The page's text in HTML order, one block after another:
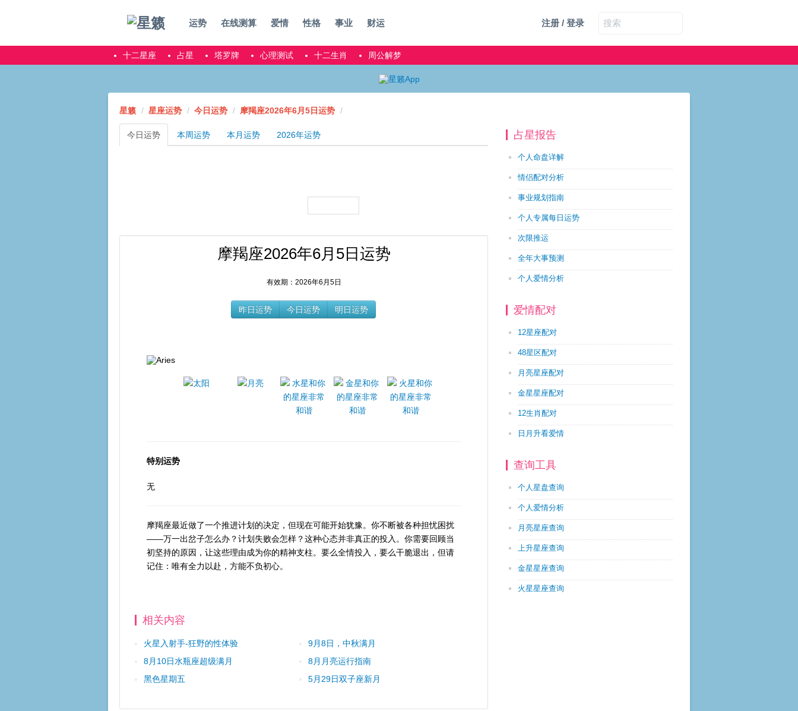
运势 在线测算 爱情 性格 事业 财运 注册 / 登录
十二星座 占星 塔罗牌 心理测试 十二生肖 周公解梦
星籁 星座运势 今日运势 摩羯座2026年6月5日运势
今日运势 本周运势 本月运势 2026年运势
摩羯座2026年6月5日运势
有效期：2026年6月5日
昨日运势 今日运势 明日运势
特别运势
无
摩羯座最近做了一个推进计划的决定，但现在可能开始犹豫。你不断被各种担忧困扰
——万一出岔子怎么办？计划失败会怎样？这种心态并非真正的投入。你需要回顾当
初坚持的原因，让这些理由成为你的精神支柱。要么全情投入，要么干脆退出，但请
记住：唯有全力以赴，方能不负初心。
相关内容
火星入射手-狂野的性体验
9月8日，中秋满月
8月10日水瓶座超级满月
8月月亮运行指南
黑色星期五
5月29日双子座新月
占星报告
个人命盘详解
情侣配对分析
事业规划指南
个人专属每日运势
次限推运
全年大事预测
个人爱情分析
爱情配对
12星座配对
48星区配对
月亮星座配对
金星星座配对
12生肖配对
日月升看爱情
查询工具
个人星盘查询
个人爱情分析
月亮星座查询
上升星座查询
金星星座查询
火星星座查询